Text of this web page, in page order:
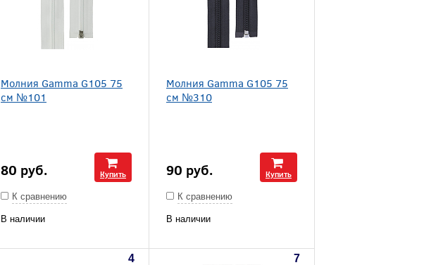
Молния Gamma G105 75
см №101
80 руб. Купить
К сравнению
В наличии
Молния Gamma G105 75
см №310
90 руб. Купить
К сравнению
В наличии
4 7